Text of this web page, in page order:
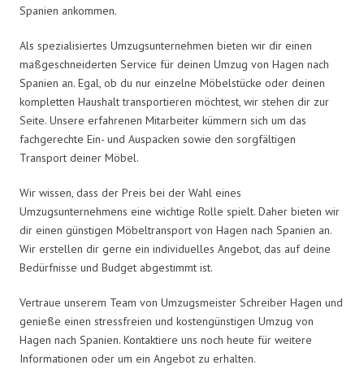
Spanien ankommen.
Als spezialisiertes Umzugsunternehmen bieten wir dir einen
maßgeschneiderten Service für deinen Umzug von Hagen nach
Spanien an. Egal, ob du nur einzelne Möbelstücke oder deinen
kompletten Haushalt transportieren möchtest, wir stehen dir zur
Seite. Unsere erfahrenen Mitarbeiter kümmern sich um das
fachgerechte Ein- und Auspacken sowie den sorgfältigen
Transport deiner Möbel.
Wir wissen, dass der Preis bei der Wahl eines
Umzugsunternehmens eine wichtige Rolle spielt. Daher bieten wir
dir einen günstigen Möbeltransport von Hagen nach Spanien an.
Wir erstellen dir gerne ein individuelles Angebot, das auf deine
Bedürfnisse und Budget abgestimmt ist.
Vertraue unserem Team von Umzugsmeister Schreiber Hagen und
genieße einen stressfreien und kostengünstigen Umzug von
Hagen nach Spanien. Kontaktiere uns noch heute für weitere
Informationen oder um ein Angebot zu erhalten.